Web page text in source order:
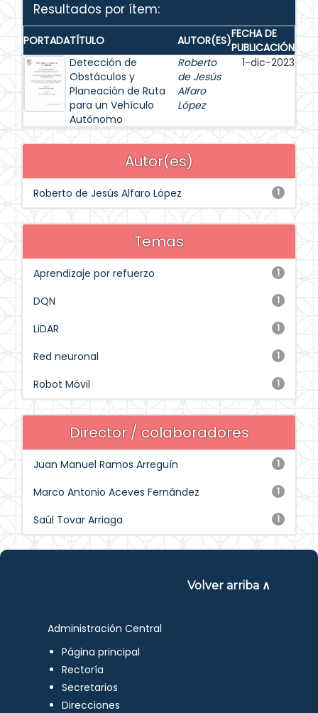
Resultados por ítem:
PORTADATÍTULO AUTOR(ES)FECHA DE
PUBLICACIÓN
Detección de
Obstáculos y
Planeación de Ruta
para un Vehículo
Autónomo
Roberto
de Jesús
Alfaro
López
1-dic-2023
Autor(es)
1
Roberto de Jesús Alfaro López
Temas
1
Aprendizaje por refuerzo
1
DQN
1
LiDAR
1
Red neuronal
1
Robot Móvil
Director / colaboradores
1
Juan Manuel Ramos Arreguín
1
Marco Antonio Aceves Fernández
1
Saúl Tovar Arriaga
Volver arriba ∧
Administración Central
Página principal
Rectoría
Secretarios
Direcciones